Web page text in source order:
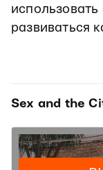
использовать
развиваться
Sex and the